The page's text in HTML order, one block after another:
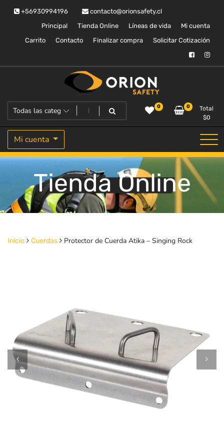
+56930994196
contacto@orionsafety.cl
Principal
Tienda Online Líneas de vida
Mi cuenta
Carrito
Contacto Finalizar compra Solicitar Cotización
Orion Safety
Equipos de proteccion personal 0 0
Total
$0
Mi cuenta
Tienda Online
Inicio Cuerdas Protector de Cuerda Atika – Singing Rock